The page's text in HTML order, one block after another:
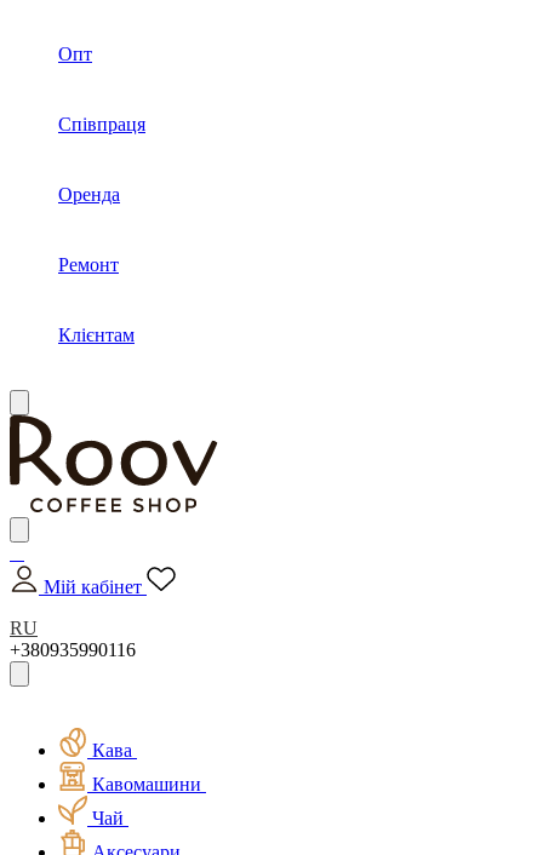
Опт
Співпраця
Оренда
Ремонт
Клієнтам
Мій кабінет
RU
+380935990116
Кава
Кавомашини
Чай